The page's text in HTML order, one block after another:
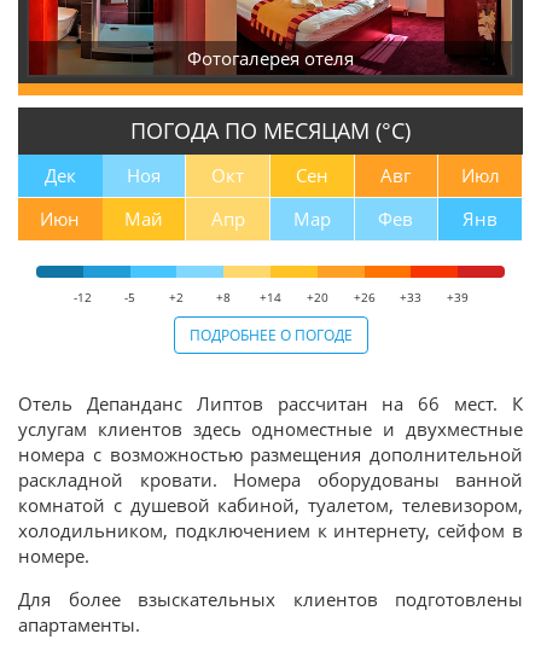
Фотогалерея отеля
ПОГОДА ПО МЕСЯЦАМ (°С)
Дек Ноя Окт Сен Авг
Июл
Июн
Май Апр Мар Фев Янв
-12 -5 +2 +8 +14 +20 +26 +33 +39
ПОДРОБНЕЕ О ПОГОДЕ
Отель Депанданс Липтов рассчитан на 66 мест. К
услугам клиентов здесь одноместные и двухместные
номера с возможностью размещения дополнительной
раскладной кровати. Номера оборудованы ванной
комнатой с душевой кабиной, туалетом, телевизором,
холодильником, подключением к интернету, сейфом в
номере.
Для более взыскательных клиентов подготовлены
апартаменты.